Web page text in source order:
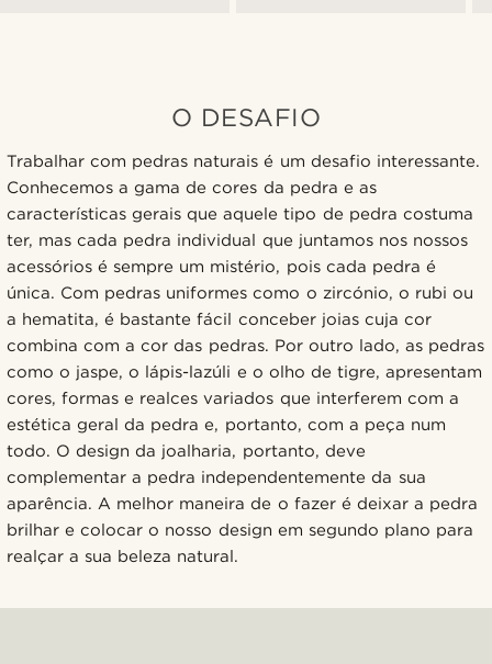
O DESAFIO
Trabalhar com pedras naturais é um desafio interessante.
Conhecemos a gama de cores da pedra e as
características gerais que aquele tipo de pedra costuma
ter, mas cada pedra individual que juntamos nos nossos
acessórios é sempre um mistério, pois cada pedra é
única. Com pedras uniformes como o zircónio, o rubi ou
a hematita, é bastante fácil conceber joias cuja cor
combina com a cor das pedras. Por outro lado, as pedras
como o jaspe, o lápis-lazúli e o olho de tigre, apresentam
cores, formas e realces variados que interferem com a
estética geral da pedra e, portanto, com a peça num
todo. O design da joalharia, portanto, deve
complementar a pedra independentemente da sua
aparência. A melhor maneira de o fazer é deixar a pedra
brilhar e colocar o nosso design em segundo plano para
realçar a sua beleza natural.